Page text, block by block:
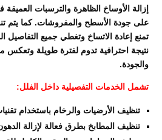
إزالة الأوساخ الظاهرة والترسبات
على جودة الأسطح والمفروشات. كما يتم
تمنع إعادة الاتساخ وتغطي جميع التفاصيل
نتيجة احترافية تدوم لفترة طويلة
والجودة.
تشمل الخدمات التفصيلية داخل الفلل:
تنظيف الأرضيات والرخام باستخدام
تنظيف المطابخ بطرق فعالة لإزالة